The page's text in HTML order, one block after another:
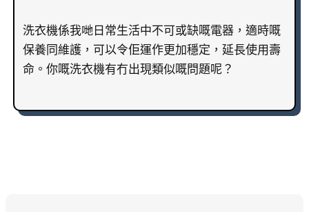
洗衣機係我哋日常生活中不可或缺嘅電器，適時嘅
保養同維護，可以令佢運作更加穩定，延長使用壽
命。你嘅洗衣機有冇出現類似嘅問題呢？